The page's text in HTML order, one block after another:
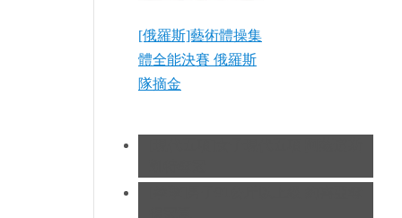
[俄羅斯]藝術體操集
體全能決賽 俄羅斯
隊摘金